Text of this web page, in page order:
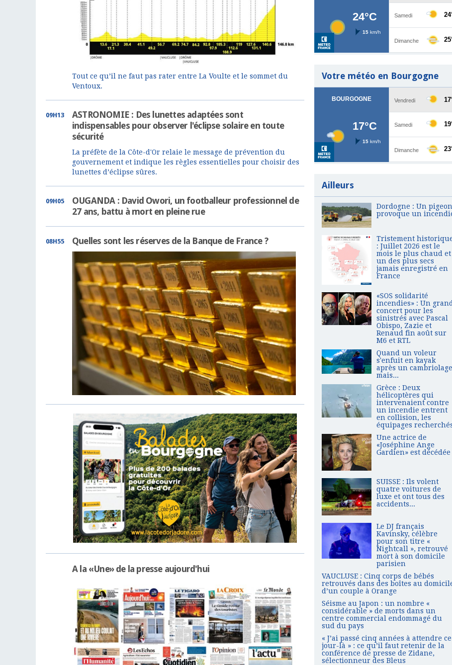
Tout ce qu’il ne faut pas rater entre La Voulte et le sommet du
Ventoux.
09H13
ASTRONOMIE : Des lunettes adaptées sont
indispensables pour observer l'éclipse solaire en toute
sécurité
La préfète de la Côte-d'Or relaie le message de prévention du
gouvernement et indique les règles essentielles pour choisir des
lunettes d’éclipse sûres.
09H05
OUGANDA : David Owori, un footballeur professionnel de
27 ans, battu à mort en pleine rue
08H55 Quelles sont les réserves de la Banque de France ?
A la «Une» de la presse aujourd'hui
Votre météo en Bourgogne
Ailleurs
Dordogne : Un pigeon
provoque un
Tristement
: Juillet 2026 est le
mois le plus chaud et
un des plus secs
jamais enregistré en
France
«SOS solidarité
incendies» : Un grand
concert pour les
sinistrés avec Pascal
Obispo, Zazie et
Renaud fin août sur
M6 et RTL
Quand un voleur
s'enfuit en kayak
après un
mais...
Grèce : Deux
hélicoptères qui
intervenaient contre
un incendie entrent
en collision, les
équipages
Une actrice de
«Joséphine Ange
Gardien» est décédée
SUISSE : Ils volent
quatre voitures de
luxe et ont tous des
accidents...
Le DJ français
Kavinsky, célèbre
pour son titre «
Nightcall », retrouvé
mort à son domicile
parisien
VAUCLUSE : Cinq corps de bébés
retrouvés dans des boîtes au
d’un couple à Orange
Séisme au Japon : un nombre «
considérable » de morts dans un
centre commercial endommagé du
sud du pays
« J’ai passé cinq années à attendre ce
jour-là » : ce qu’il faut retenir de la
conférence de presse de Zidane,
sélectionneur des Bleus